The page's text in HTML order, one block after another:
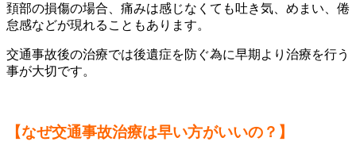
頚部の損傷の場合、痛みは感じなくても吐き気、めまい、倦
怠感などが現れることもあります。
交通事故後の治療では後遺症を防ぐ為に早期より治療を行う
事が大切です。
【なぜ交通事故治療は早い方がいいの？】